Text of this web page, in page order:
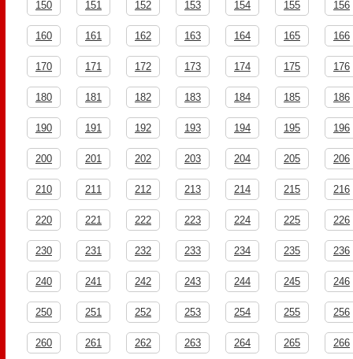
150 151 152 153 154 155 156
160 161 162 163 164 165 166
170 171 172 173 174 175 176
180 181 182 183 184 185 186
190 191 192 193 194 195 196
200 201 202 203 204 205 206
210 211 212 213 214 215 216
220 221 222 223 224 225 226
230 231 232 233 234 235 236
240 241 242 243 244 245 246
250 251 252 253 254 255 256
260 261 262 263 264 265 266